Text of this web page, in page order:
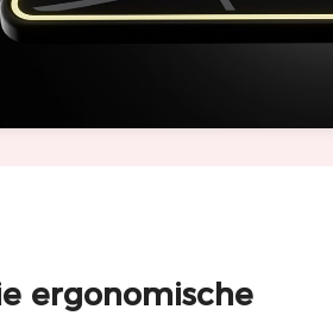
ergonomische